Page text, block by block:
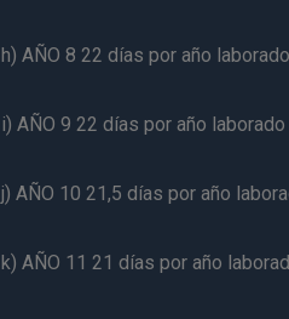
h) AÑO 8 22 días por año
i) AÑO 9 22 días por año
j) AÑO 10 21,5 días por año
k) AÑO 11 21 días por año